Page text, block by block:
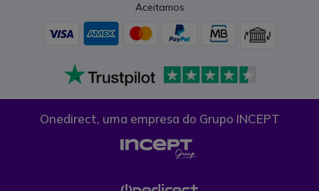
Aceitamos
Onedirect, uma empresa do Grupo INCEPT